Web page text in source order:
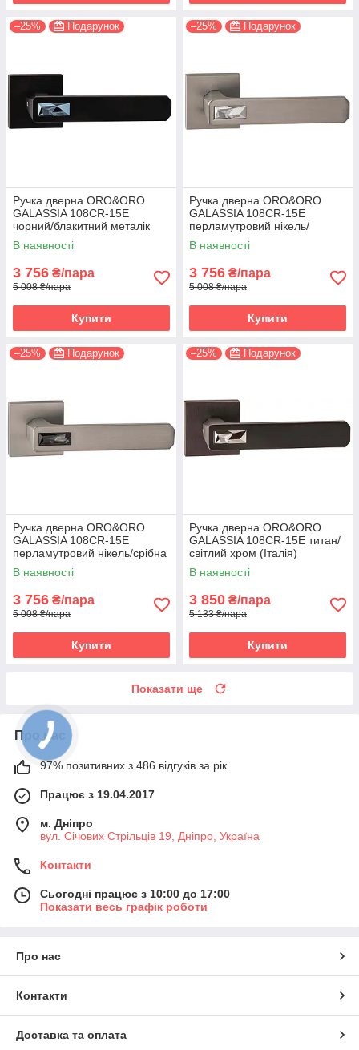
–25% Подарунок
Ручка дверна ORO&ORO
GALASSIA 108СR-15E
чорний/блакитний металік
(Італія)
В наявності
3 756 ₴/пара
5 008 ₴/пара
Купити
–25% Подарунок
Ручка дверна ORO&ORO
GALASSIA 108СR-15E
перламутровий нікель/
світлий хром (Італія)
В наявності
3 756 ₴/пара
5 008 ₴/пара
Купити
–25% Подарунок
Ручка дверна ORO&ORO
GALASSIA 108СR-15E
перламутровий нікель/срібна
ніч (Італія)
В наявності
3 756 ₴/пара
5 008 ₴/пара
Купити
–25% Подарунок
Ручка дверна ORO&ORO
GALASSIA 108СR-15E титан/
світлий хром (Італія)
В наявності
3 850 ₴/пара
5 133 ₴/пара
Купити
Показати ще
Про нас
97% позитивних з 486 відгуків за рік
Працює з 19.04.2017
м. Дніпро
вул. Січових Стрільців 19, Дніпро, Україна
Контакти
Сьогодні працює з 10:00 до 17:00
Показати весь графік роботи
Про нас
Контакти
Доставка та оплата